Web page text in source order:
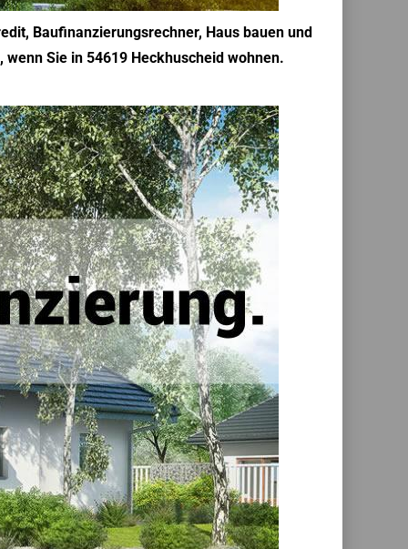
Baufinanzierungsrechner, Haus bauen und
Sie in 54619 Heckhuscheid wohnen.